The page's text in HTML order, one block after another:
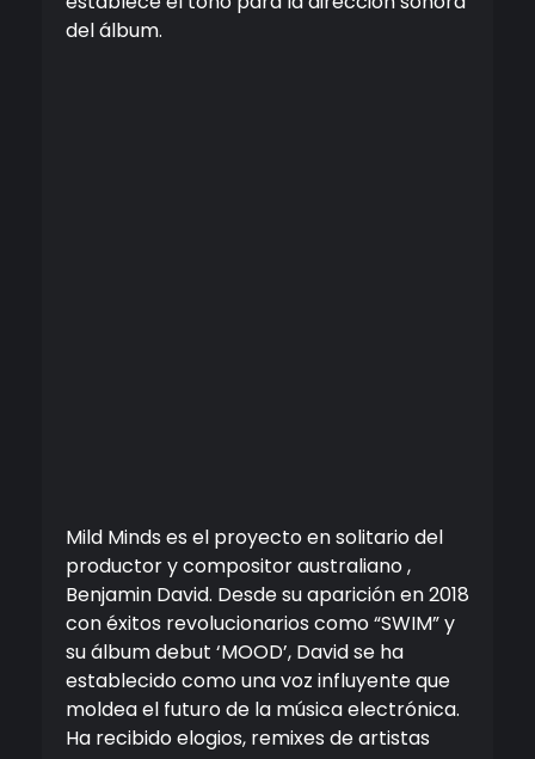
del álbum.
Mild Minds es el proyecto en solitario del
productor y compositor australiano ,
Benjamin David. Desde su aparición en 2018
con éxitos revolucionarios como “SWIM” y
su álbum debut ‘MOOD’, David se ha
establecido como una voz influyente que
moldea el futuro de la música electrónica.
Ha recibido elogios, remixes de artistas